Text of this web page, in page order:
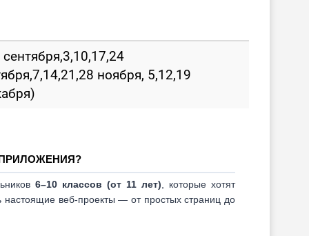
ноября, 5,12,19
6–10 классов (от 11 лет)
которые хотят
настоящие веб-проекты — от простых страниц до